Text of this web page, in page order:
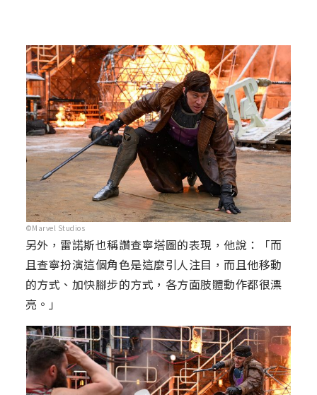
©Marvel Studios
另外，雷諾斯也稱讚查寧塔圖的表現，他說：「而
且查寧扮演這個角色是這麼引人注目，而且他移動
的方式、加快腳步的方式，各方面肢體動作都很漂
亮。」